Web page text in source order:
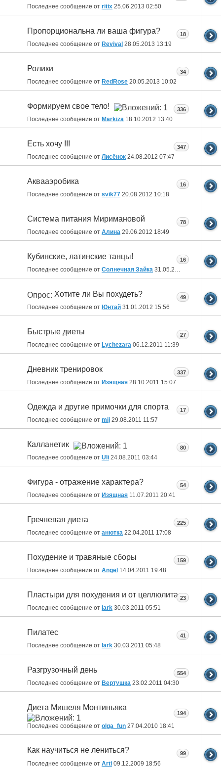
Последнее сообщение от ritix 25.06.2013 02:50
Пропорциональна ли ваша фигура?
Последнее сообщение от Revival 28.05.2013 13:19
18
Ролики
Последнее сообщение от RedRose 20.05.2013 10:02
34
Формируем свое тело!
Последнее сообщение от Markiza 18.10.2012 13:40
336
Есть хочу !!!
Последнее сообщение от Лисёнок 24.08.2012 07:47
347
Аквааэробика
Последнее сообщение от svik77 20.08.2012 10:18
16
Система питания Миримановой
Последнее сообщение от Алина 29.06.2012 18:49
78
Кубинские, латинские танцы!
Последнее сообщение от Солнечная Зайка 31.05.2012
16
Опрос: Хотите ли Вы похудеть?
Последнее сообщение от Юнтай 31.01.2012 15:56
49
Быстрые диеты
Последнее сообщение от Lychezara 06.12.2011 11:39
27
Дневник тренировок
Последнее сообщение от Изящная 28.10.2011 15:07
337
Одежда и другие примочки для спорта
Последнее сообщение от mij 29.08.2011 11:57
17
Калланетик
Последнее сообщение от Uli 24.08.2011 03:44
80
Фигура - отражение характера?
Последнее сообщение от Изящная 11.07.2011 20:41
54
Гречневая диета
Последнее сообщение от анютка 22.04.2011 17:08
225
Похудение и травяные сборы
Последнее сообщение от Angel 14.04.2011 19:48
159
Пластыри для похудения и от целлюлита
Последнее сообщение от lark 30.03.2011 05:51
23
Пилатес
Последнее сообщение от lark 30.03.2011 05:48
41
Разгрузочный день
Последнее сообщение от Вертушка 23.02.2011 04:30
554
Диета Мишеля Монтиньяка
Последнее сообщение от olga_fun 27.04.2010 18:41
194
Как научиться не лениться?
Последнее сообщение от Arti 09.12.2009 18:56
99